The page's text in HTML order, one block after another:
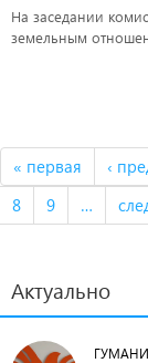
На заседании
земельным
« первая ‹
8
9 …
Актуально